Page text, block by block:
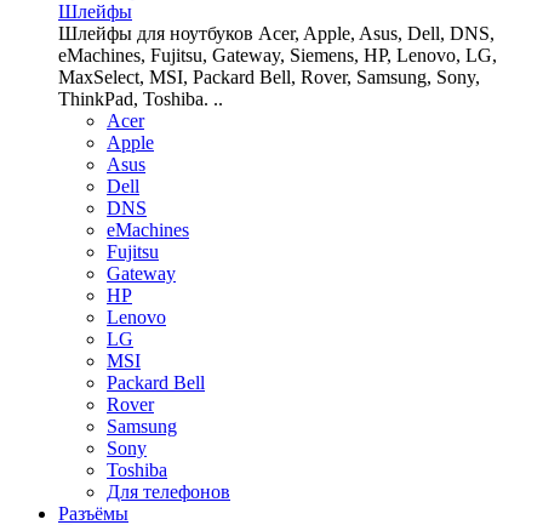
Шлейфы
Шлейфы для ноутбуков Acer, Apple, Asus, Dell, DNS,
eMachines, Fujitsu, Gateway, Siemens, HP, Lenovo, LG,
MaxSelect, MSI, Packard Bell, Rover, Samsung, Sony,
ThinkPad, Toshiba. ..
Acer
Apple
Asus
Dell
DNS
eMachines
Fujitsu
Gateway
HP
Lenovo
LG
MSI
Packard Bell
Rover
Samsung
Sony
Toshiba
Для телефонов
Разъёмы